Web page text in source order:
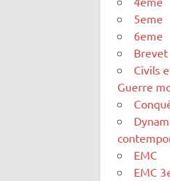
5eme
6eme
Brevet
Civils
Guerre
EMC
EMC